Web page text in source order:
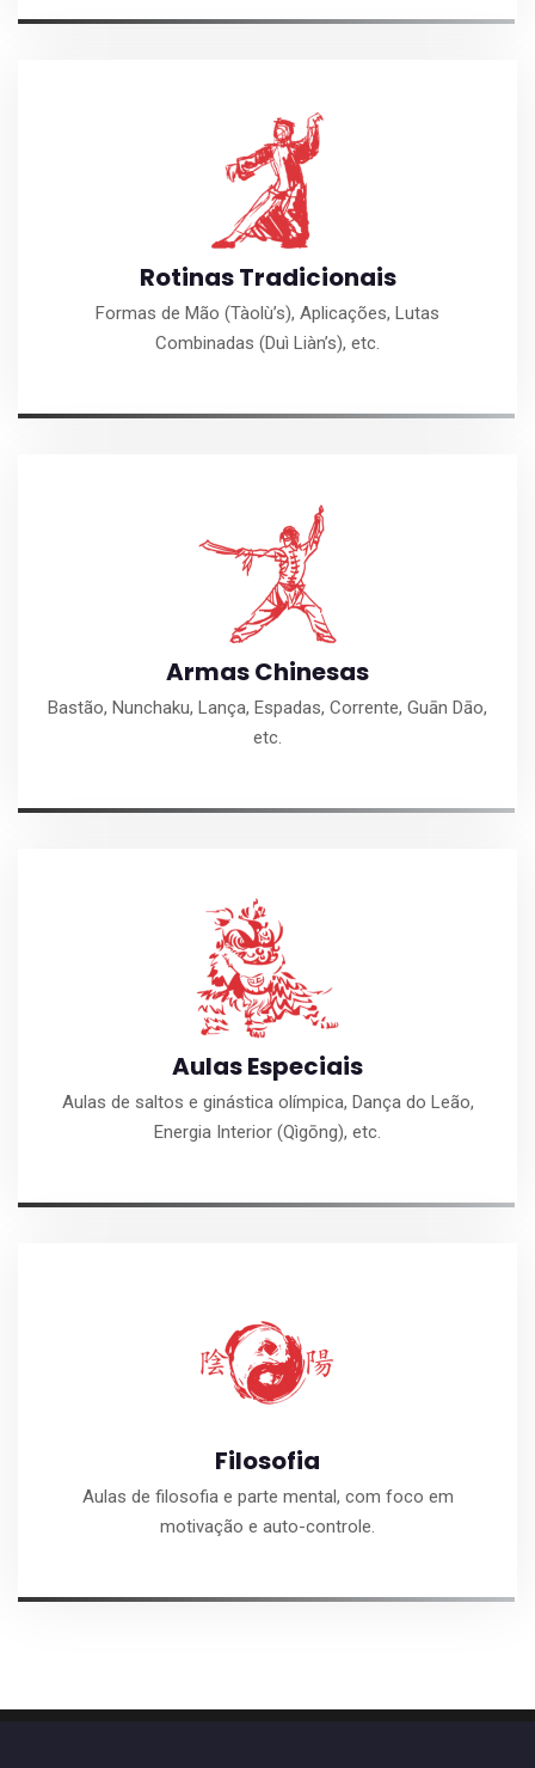
Rotinas Tradicionais
Formas de Mão (Tàolù’s), Aplicações, Lutas
Combinadas (Duì Liàn’s), etc.
Armas Chinesas
Bastão, Nunchaku, Lança, Espadas, Corrente, Guān Dāo,
etc.
Aulas Especiais
Aulas de saltos e ginástica olímpica, Dança do Leão,
Energia Interior (Qìgōng), etc.
Filosofia
Aulas de filosofia e parte mental, com foco em
motivação e auto-controle.